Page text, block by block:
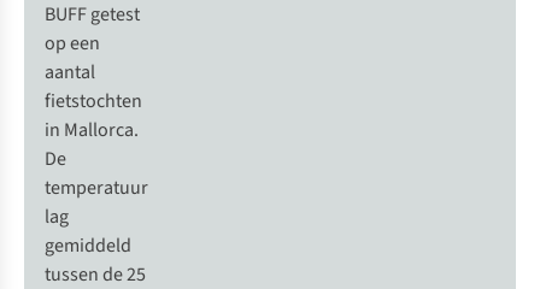
BUFF getest
op een
aantal
fietstochten
in Mallorca.
De
temperatuur
lag
gemiddeld
tussen de 25